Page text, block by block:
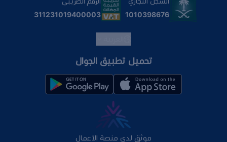
1010398676
311231019400003
تحميل تطبيق الجوال
موثق لدى منصة الأعمال